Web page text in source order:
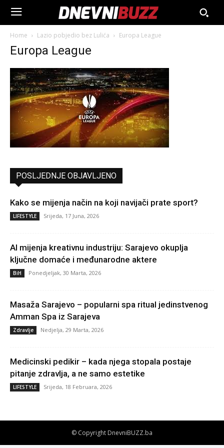
Home Lazio pobjedio bez Lulića Europa League
Europa League
POSLJEDNJE OBJAVLJENO
Kako se mijenja način na koji navijači prate sport?
LIFESTYLE Srijeda, 17 Juna, 2026
AI mijenja kreativnu industriju: Sarajevo okuplja
ključne domaće i međunarodne aktere
BiH Ponedjeljak, 30 Marta, 2026
Masaža Sarajevo – popularni spa ritual jedinstvenog
Amman Spa iz Sarajeva
Zdravlje Nedjelja, 29 Marta, 2026
Medicinski pedikir – kada njega stopala postaje
pitanje zdravlja, a ne samo estetike
LIFESTYLE Srijeda, 18 Februara, 2026
© Copyright DnevniBUZZ.ba